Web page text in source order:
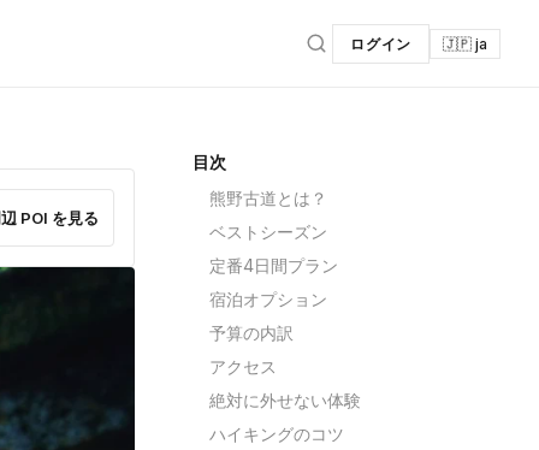
ログイン 🇯🇵 ja
POI を見る
目次
熊野古道とは？
ベストシーズン
定番4日間プラン
宿泊オプション
予算の内訳
アクセス
絶対に外せない体験
ハイキングのコツ